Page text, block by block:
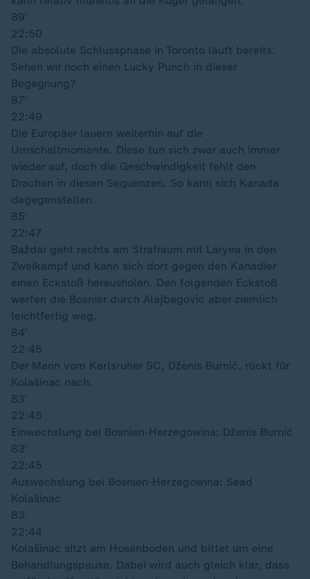
89′
22:50
Die absolute Schlussphase in Toronto läuft bereits.
Sehen wir noch einen Lucky Punch in dieser
Begegnung?
87′
22:49
Die Europäer lauern weiterhin auf die
Umschaltmomente. Diese tun sich zwar auch immer
wieder auf, doch die Geschwindigkeit fehlt den
Drachen in diesen Sequenzen. So kann sich Kanada
dagegenstellen.
85′
22:47
Baždar geht rechts am Strafraum mit Laryea in den
Zweikampf und kann sich dort gegen den Kanadier
einen Eckstoß herausholen. Den folgenden Eckstoß
werfen die Bosnier durch Alajbegović aber ziemlich
leichtfertig weg.
84′
22:45
Der Mann vom Karlsruher SC, Dženis Burnić, rückt für
Kolašinac nach.
83′
22:45
Einwechslung bei Bosnien-Herzegowina: Dženis Burnić
83′
22:45
Auswechslung bei Bosnien-Herzegowina: Sead
Kolašinac
83′
22:44
Kolašinac sitzt am Hosenboden und bittet um eine
Behandlungspause. Dabei wird auch gleich klar, dass